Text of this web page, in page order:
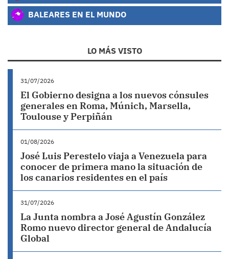
BALEARES EN EL MUNDO
LO MÁS VISTO
31/07/2026
El Gobierno designa a los nuevos cónsules
generales en Roma, Múnich, Marsella,
Toulouse y Perpiñán
01/08/2026
José Luis Perestelo viaja a Venezuela para
conocer de primera mano la situación de
los canarios residentes en el país
31/07/2026
La Junta nombra a José Agustín González
Romo nuevo director general de Andalucía
Global